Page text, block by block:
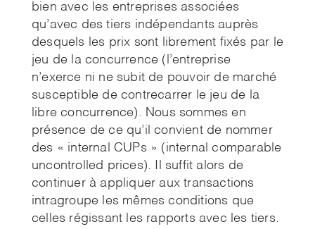
bien avec les entreprises associées
qu’avec des tiers indépendants auprès
desquels les prix sont librement fixés par le
jeu de la concurrence (l’entreprise
n’exerce ni ne subit de pouvoir de marché
susceptible de contrecarrer le jeu de la
libre concurrence). Nous sommes en
présence de ce qu’il convient de nommer
des « internal CUPs » (internal comparable
uncontrolled prices). Il suffit alors de
continuer à appliquer aux transactions
intragroupe les mêmes conditions que
celles régissant les rapports avec les tiers.